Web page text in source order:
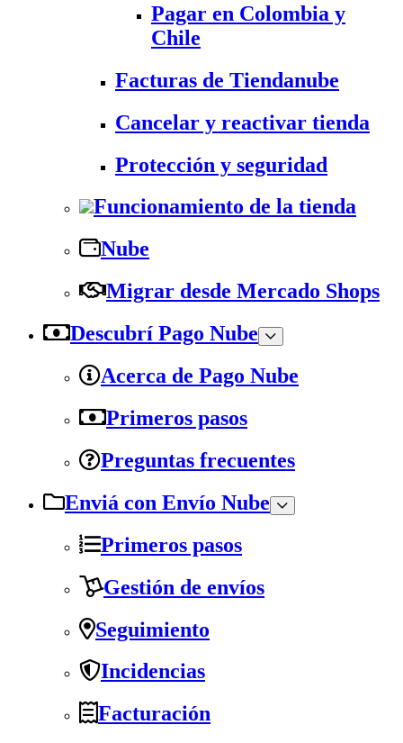
Pagar en Colombia y
Chile
Facturas de Tiendanube
Cancelar y reactivar tienda
Protección y seguridad
Funcionamiento de la tienda
Nube
Migrar desde Mercado Shops
Descubrí Pago Nube
Acerca de Pago Nube
Primeros pasos
Preguntas frecuentes
Enviá con Envío Nube
Primeros pasos
Gestión de envíos
Seguimiento
Incidencias
Facturación